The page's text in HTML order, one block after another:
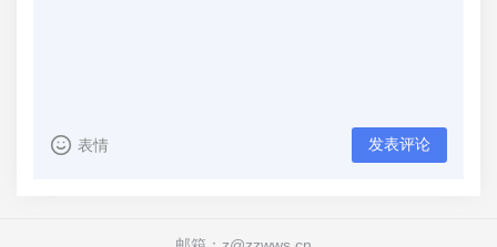
表情 发表评论